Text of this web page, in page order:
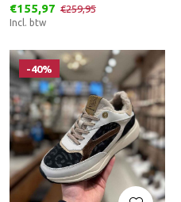
€155,97 €259,95
Incl. btw
-40%